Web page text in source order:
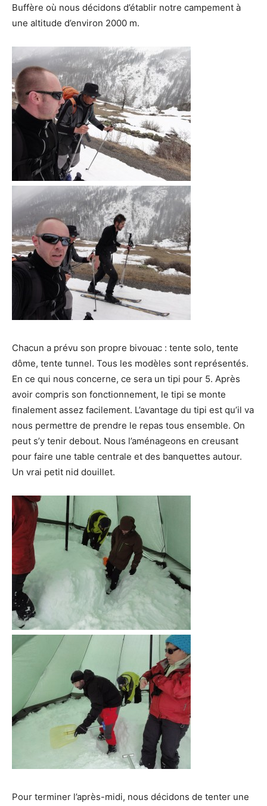
Buffère où nous décidons d’établir notre campement à
une altitude d’environ 2000 m.
Chacun a prévu son propre bivouac : tente solo, tente
dôme, tente tunnel. Tous les modèles sont représentés.
En ce qui nous concerne, ce sera un tipi pour 5. Après
avoir compris son fonctionnement, le tipi se monte
finalement assez facilement. L’avantage du tipi est qu’il va
nous permettre de prendre le repas tous ensemble. On
peut s’y tenir debout. Nous l’aménageons en creusant
pour faire une table centrale et des banquettes autour.
Un vrai petit nid douillet.
Pour terminer l’après-midi, nous décidons de tenter une